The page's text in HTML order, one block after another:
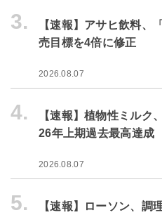
3.
【速報】アサヒ飲料
売目標を4倍に修正
2026.08.07
4.
【速報】植物性ミル
26年上期過去最高達成
2026.08.07
5.
【速報】ローソン、